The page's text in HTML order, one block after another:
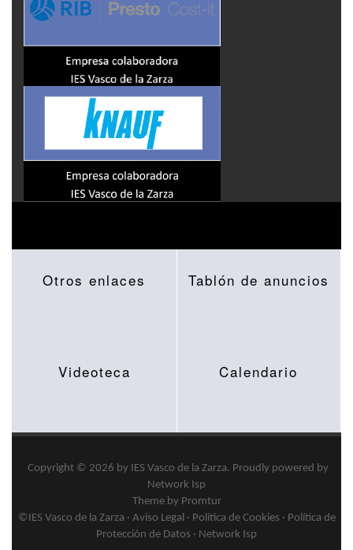
Otros enlaces Tablón de anuncios
Videoteca Calendario
Copyright © 2026 by IES Vasco de la Zarza. Proudly powered by
Network Isp
Theme by Promtur
©IES Vasco de la Zarza · Aviso Legal · Politica de Cookies · Política de
Protección de Datos · Network Isp